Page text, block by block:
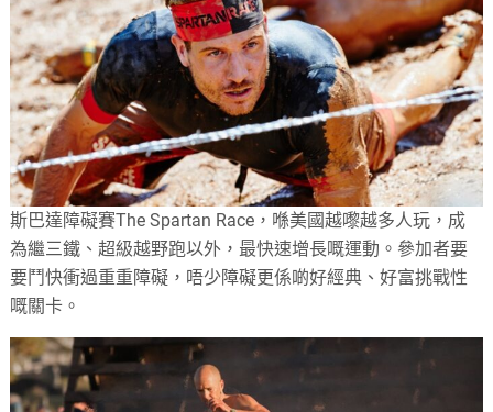
斯巴達障礙賽The Spartan Race，喺美國越嚟越多人玩，成
為繼三鐵、超級越野跑以外，最快速增長嘅運動。參加者要
要鬥快衝過重重障礙，唔少障礙更係啲好經典、好富挑戰性
嘅關卡。